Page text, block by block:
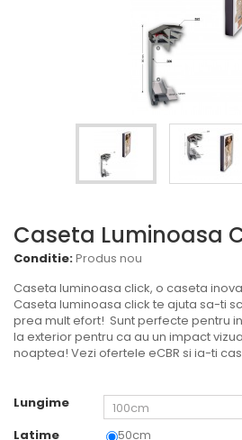
Caseta Luminoasa
Conditie:Produs nou
Caseta luminoasa click, o caseta
Caseta luminoasa click te ajuta sa-ti
prea mult efort! Sunt perfecte pentru
la exterior pentru ca au un impact
noaptea! Vezi ofertele eCBR si ia-ti
Lungime
Latime
50cm